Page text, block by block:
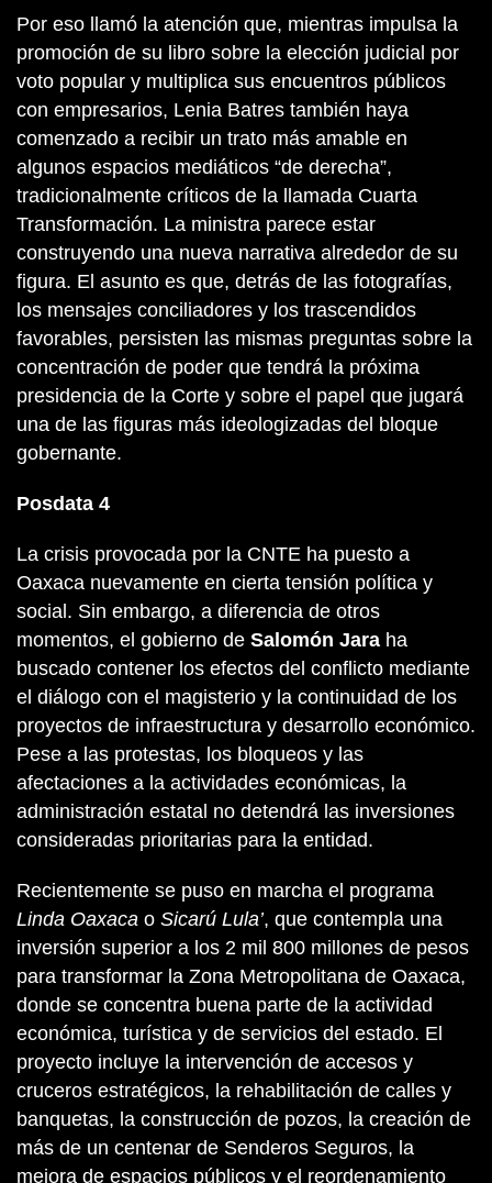
Por eso llamó la atención que, mientras impulsa la
promoción de su libro sobre la elección judicial por
voto popular y multiplica sus encuentros públicos
con empresarios, Lenia Batres también haya
comenzado a recibir un trato más amable en
algunos espacios mediáticos “de derecha”,
tradicionalmente críticos de la llamada Cuarta
Transformación. La ministra parece estar
construyendo una nueva narrativa alrededor de su
figura. El asunto es que, detrás de las fotografías,
los mensajes conciliadores y los trascendidos
favorables, persisten las mismas preguntas sobre la
concentración de poder que tendrá la próxima
presidencia de la Corte y sobre el papel que jugará
una de las figuras más ideologizadas del bloque
gobernante.
Posdata 4
La crisis provocada por la CNTE ha puesto a
Oaxaca nuevamente en cierta tensión política y
social. Sin embargo, a diferencia de otros
momentos, el gobierno de Salomón Jara ha
buscado contener los efectos del conflicto mediante
el diálogo con el magisterio y la continuidad de los
proyectos de infraestructura y desarrollo económico.
Pese a las protestas, los bloqueos y las
afectaciones a la actividades económicas, la
administración estatal no detendrá las inversiones
consideradas prioritarias para la entidad.
Recientemente se puso en marcha el programa
Linda Oaxaca o Sicarú Lula’, que contempla una
inversión superior a los 2 mil 800 millones de pesos
para transformar la Zona Metropolitana de Oaxaca,
donde se concentra buena parte de la actividad
económica, turística y de servicios del estado. El
proyecto incluye la intervención de accesos y
cruceros estratégicos, la rehabilitación de calles y
banquetas, la construcción de pozos, la creación de
más de un centenar de Senderos Seguros, la
mejora de espacios públicos y el reordenamiento